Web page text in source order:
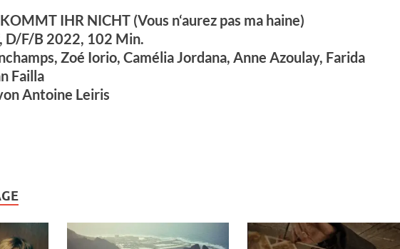
IHR NICHT (Vous n‘aurez pas ma haine)
D/F/B 2022, 102 Min.
Zoé Iorio, Camélia Jordana, Anne Azoulay, Farida
Failla
Antoine Leiris